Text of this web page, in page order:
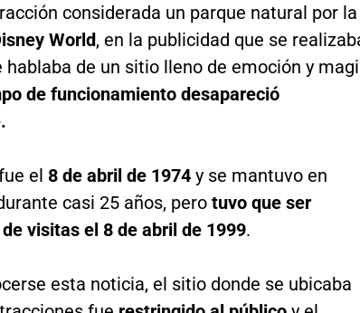
considerada un parque natural por la
World, en la publicidad que se
hablaba de un sitio lleno de emoción y
de funcionamiento desapareció
el 8 de abril de 1974y se mantuvo en
casi 25 años, pero tuvo que ser
visitas el 8 de abril de 1999.
esta noticia, el sitio donde se ubicaba